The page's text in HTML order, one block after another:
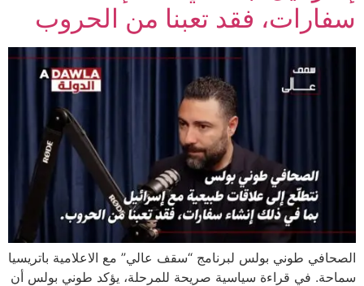
فقد تعبنا من الحروب
طوني بولس لبرنامج “سقف عالي” مع الاعلامية باتريسيا
قراءة سياسية صريحة للمرحلة، يؤكد طوني بولس أن